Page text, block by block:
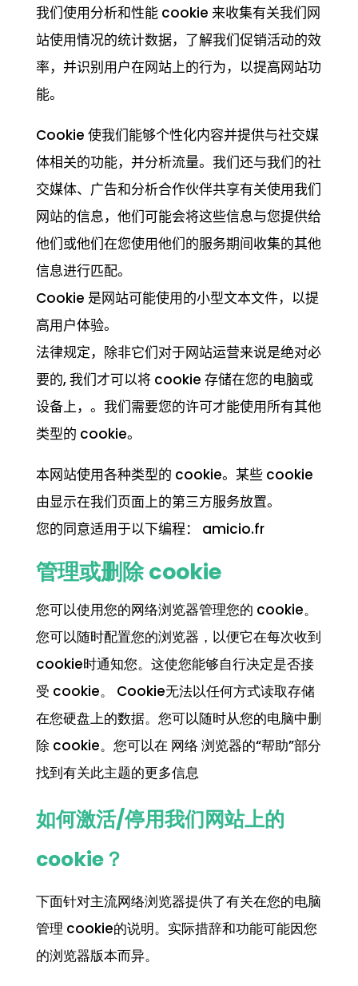
我们使用分析和性能 cookie 来收集有关我们网
站使用情况的统计数据，了解我们促销活动的效
率，并识别用户在网站上的行为，以提高网站功
能。
Cookie 使我们能够个性化内容并提供与社交媒
体相关的功能，并分析流量。我们还与我们的社
交媒体、广告和分析合作伙伴共享有关使用我们
网站的信息，他们可能会将这些信息与您提供给
他们或他们在您使用他们的服务期间收集的其他
信息进行匹配。
Cookie 是网站可能使用的小型文本文件，以提
高用户体验。
法律规定，除非它们对于网站运营来说是绝对必
要的, 我们才可以将 cookie 存储在您的电脑或
设备上，。我们需要您的许可才能使用所有其他
类型的 cookie。
本网站使用各种类型的 cookie。某些 cookie
由显示在我们页面上的第三方服务放置。
您的同意适用于以下编程： amicio.fr
管理或删除 cookie
您可以使用您的网络浏览器管理您的 cookie。
您可以随时配置您的浏览器，以便它在每次收到
cookie时通知您。这使您能够自行决定是否接
受 cookie。 Cookie无法以任何方式读取存储
在您硬盘上的数据。您可以随时从您的电脑中删
除 cookie。您可以在 网络 浏览器的“帮助”部分
找到有关此主题的更多信息
如何激活/停用我们网站上的
cookie？
下面针对主流网络浏览器提供了有关在您的电脑
管理 cookie的说明。实际措辞和功能可能因您
的浏览器版本而异。